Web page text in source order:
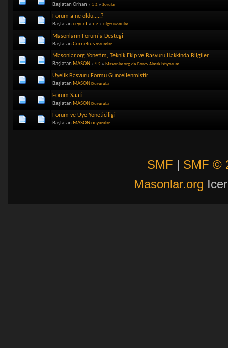
Başlatan Orhan « 1 2 » Sorular
Forum a ne oldu.....?
Başlatan ceycet « 1 2 » Diger Konular
Masonların Forum'a Destegi
Başlatan Cornelius Yorumlar
Masonlar.org Yonetim, Teknik Ekip ve Basvuru Hakkinda Bilgiler
Başlatan MASON « 1 2 » Masonlar.org`da Gorev Almak Istiyorum
Uyelik Basvuru Formu Guncellenmistir
Başlatan MASON Duyurular
Forum Saati
Başlatan MASON Duyurular
Forum ve Uye Yoneticiligi
Başlatan MASON Duyurular
SMF | SMF ©
Masonlar.org